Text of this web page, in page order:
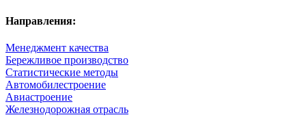
Направления:
Менеджмент качества
Бережливое производство
Статистические методы
Автомобилестроение
Авиастроение
Железнодорожная отрасль